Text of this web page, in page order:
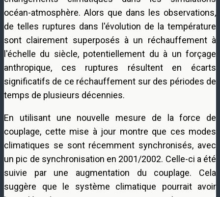
océan-atmosphère. Alors que dans les observations,
de telles ruptures dans l'évolution de la température
sont clairement superposés à un réchauffement à
l'échelle du siècle, potentiellement du à un forçage
anthropique, ces ruptures résultent en écarts
significatifs de ce réchauffement sur des périodes de
temps de plusieurs décennies.
En utilisant une nouvelle mesure de la force de
couplage, cette mise à jour montre que ces modes
climatiques se sont récemment synchronisés, avec
un pic de synchronisation en 2001/2002. Celle-ci a été
suivie par une augmentation du couplage. Cela
suggère que le système climatique pourrait avoir